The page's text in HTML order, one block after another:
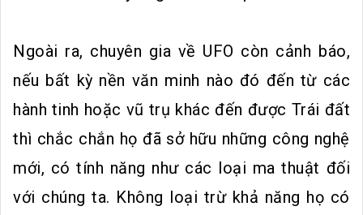
Ngoài ra, chuyên gia về UFO còn cảnh báo,
nếu bất kỳ nền văn minh nào đó đến từ các
hành tinh hoặc vũ trụ khác đến được Trái đất
thì chắc chắn họ đã sở hữu những công nghệ
mới, có tính năng như các loại ma thuật đối
với chúng ta. Không loại trừ khả năng họ có